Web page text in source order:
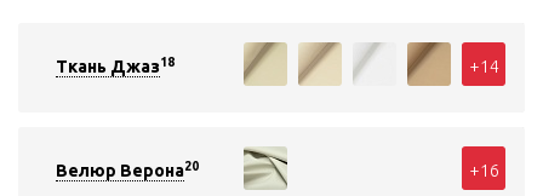
Ткань Джаз18 +14
Велюр Верона20 +16